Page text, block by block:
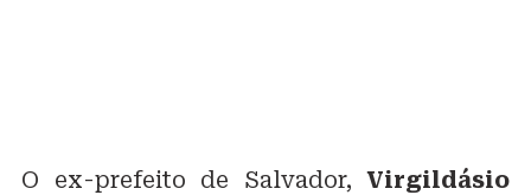
O ex-prefeito de Salvador, Virgildásio